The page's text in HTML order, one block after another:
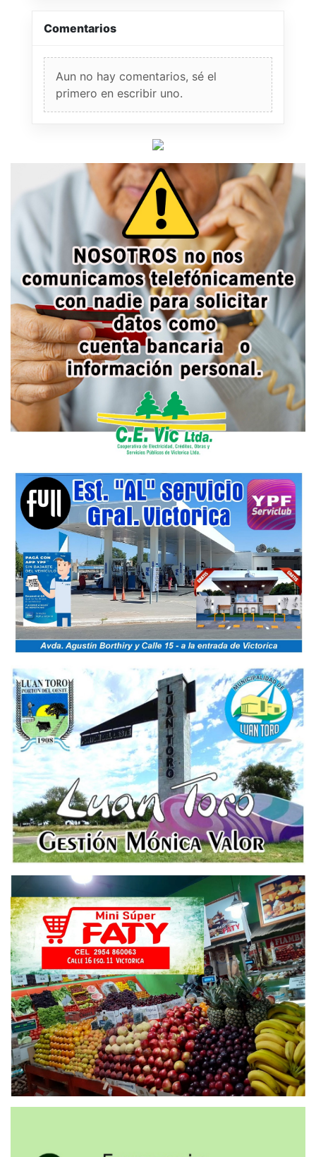
Comentarios
Aun no hay comentarios, sé el
primero en escribir uno.